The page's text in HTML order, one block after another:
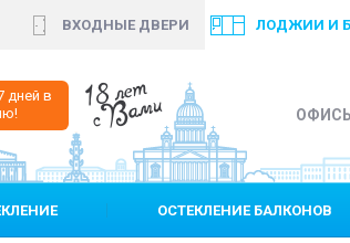
ВХОДНЫЕ ДВЕРИ ЛОДЖИИ И
дней в
18 лет
с Вами ОФИСЫ
+7 (812) 640 90 48
ОСТЕКЛЕНИЕ БАЛКОНОВ